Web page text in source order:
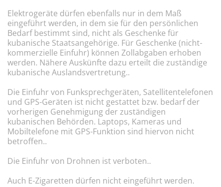
Elektrogeräte dürfen ebenfalls nur in dem Maß
eingeführt werden, in dem sie für den persönlichen
Bedarf bestimmt sind, nicht als Geschenke für
kubanische Staatsangehörige. Für Geschenke (nicht-
kommerzielle Einfuhr) können Zollabgaben erhoben
werden. Nähere Auskünfte dazu erteilt die zuständige
kubanische Auslandsvertretung..
Die Einfuhr von Funksprechgeräten, Satellitentelefonen
und GPS-Geräten ist nicht gestattet bzw. bedarf der
vorherigen Genehmigung der zuständigen
kubanischen Behörden. Laptops, Kameras und
Mobiltelefone mit GPS-Funktion sind hiervon nicht
betroffen..
Die Einfuhr von Drohnen ist verboten..
Auch E-Zigaretten dürfen nicht eingeführt werden.